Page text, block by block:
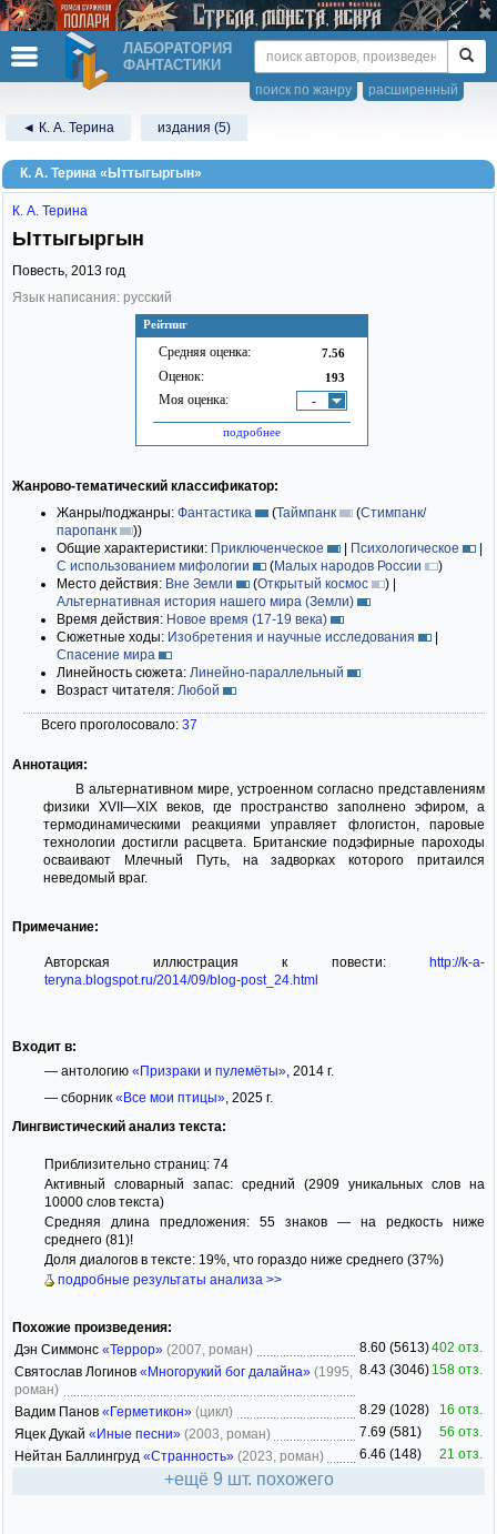
ЛАБОРАТОРИЯ
ФАНТАСТИКИ
расширенный
поиск по жанру
◄ К. А. Терина издания (5)
К. А. Терина «Ыттыгыргын»
Рейтинг
Средняя оценка: 7.56
Оценок: 193
Моя оценка: -
подробнее
К. А. Терина
Ыттыгыргын
Повесть, 2013 год
Язык написания: русский
Жанрово-тематический классификатор:
Жанры/поджанры: Фантастика (Таймпанк (Стимпанк/
паропанк
))
Общие характеристики: Приключенческое | Психологическое
|
С использованием мифологии
(Малых народов России
)
Место действия: Вне Земли (Открытый космос ) |
Альтернативная история нашего мира (Земли)
Время действия: Новое время (17-19 века)
Сюжетные ходы: Изобретения и научные исследования
|
Спасение мира
Линейность сюжета: Линейно-параллельный
Возраст читателя: Любой
Всего проголосовало: 37
Аннотация:
В альтернативном мире, устроенном согласно представлениям
физики XVII—XIX веков, где пространство заполнено эфиром, а
термодинамическими реакциями управляет флогистон, паровые
технологии достигли расцвета. Британские подэфирные пароходы
осваивают Млечный Путь, на задворках которого притаился
неведомый враг.
Примечание:
Авторская иллюстрация к повести: http://k-a-
teryna.blogspot.ru/2014/09/blog-post_24.html
Входит в:
— антологию «Призраки и пулемёты», 2014 г.
— сборник «Все мои птицы», 2025 г.
Лингвистический анализ текста:
Приблизительно страниц: 74
Активный словарный запас: средний (2909 уникальных слов на
10000 слов текста)
Средняя длина предложения: 55 знаков — на редкость ниже
среднего (81)!
Доля диалогов в тексте: 19%, что гораздо ниже среднего (37%)
подробные результаты анализа >>
Похожие произведения:
Дэн Симмонс «Террор» (2007, роман) 8.60 (5613)402 отз.
Святослав Логинов «Многорукий бог далайна» (1995,
роман)
8.43 (3046) 158 отз.
Вадим Панов «Герметикон» (цикл) 8.29 (1028)
16 отз.
Яцек Дукай «Иные песни» (2003, роман) 7.69 (581)
56 отз.
Нейтан Баллингруд «Странность» (2023, роман) 6.46 (148) 21 отз.
+ещё 9 шт. похожего